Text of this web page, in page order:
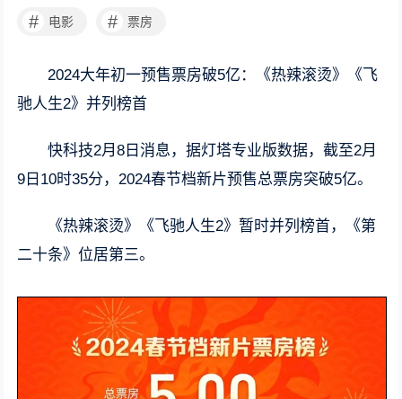
# 电影 # 票房
2024大年初一预售票房破5亿：《热辣滚烫》《飞
驰人生2》并列榜首
快科技2月8日消息，据灯塔专业版数据，截至2月
9日10时35分，2024春节档新片预售总票房突破5亿。
《热辣滚烫》《飞驰人生2》暂时并列榜首，《第
二十条》位居第三。